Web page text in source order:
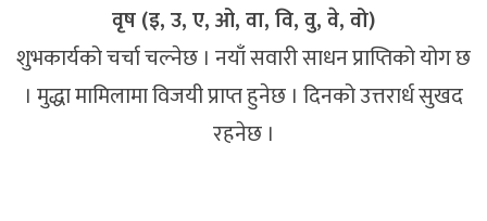
वृष (इ, उ, ए, ओ, वा, वि, वु, वे, वो)
शुभकार्यको चर्चा चल्नेछ । नयाँ सवारी साधन प्राप्तिको योग छ
। मुद्धा मामिलामा विजयी प्राप्त हुनेछ । दिनको उत्तरार्ध सुखद
रहनेछ ।